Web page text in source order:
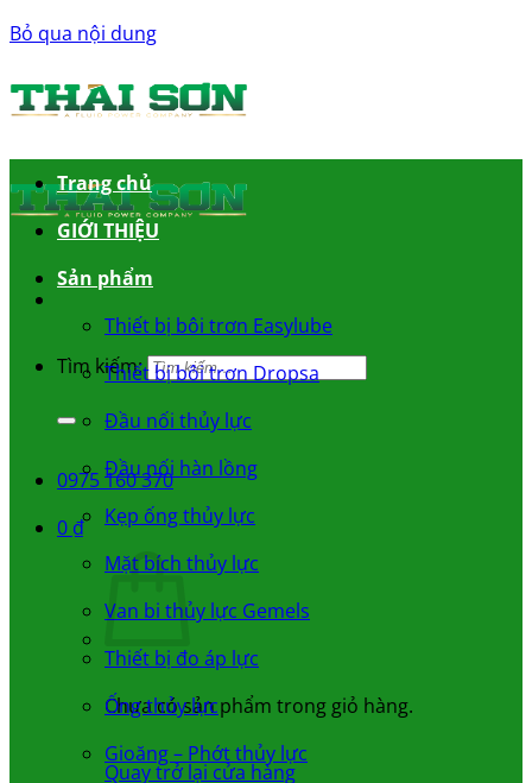
Bỏ qua nội dung
Tìm kiếm:
0975 160 370
0 ₫
Chưa có sản phẩm trong giỏ hàng.
Quay trở lại cửa hàng
Trang chủ
GIỚI THIỆU
Sản phẩm
Thiết bị bôi trơn Easylube
Thiết bị bôi trơn Dropsa
Đầu nối thủy lực
Đầu nối hàn lồng
Kẹp ống thủy lực
Mặt bích thủy lực
Van bi thủy lực Gemels
Thiết bị đo áp lực
Ống thủy lực
Gioăng – Phớt thủy lực